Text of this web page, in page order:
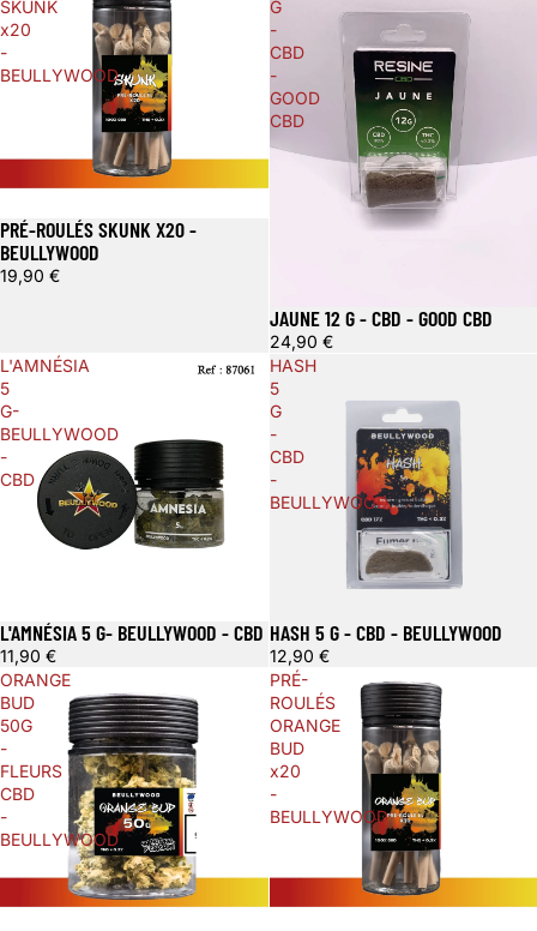
SKUNK
x20
-
BEULLYWOOD
PRÉ-ROULÉS SKUNK X20 -
BEULLYWOOD
19,90 €
G
-
CBD
-
GOOD
CBD
JAUNE 12 G - CBD - GOOD CBD
24,90 €
L'AMNÉSIA
5
G-
BEULLYWOOD
-
CBD
L'AMNÉSIA 5 G- BEULLYWOOD - CBD
11,90 €
HASH
5
G
-
CBD
-
BEULLYWOOD
HASH 5 G - CBD - BEULLYWOOD
12,90 €
ORANGE
BUD
50G
-
FLEURS
CBD
-
BEULLYWOOD
PRÉ-
ROULÉS
ORANGE
BUD
x20
-
BEULLYWOOD